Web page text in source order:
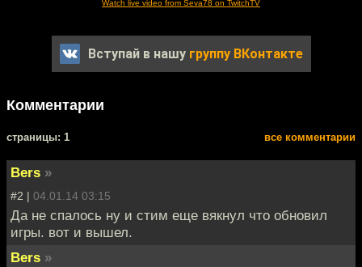
Watch live video from Seva78 on TwitchTV
Вступай в нашу группу ВКонтакте
Комментарии
cтраницы: 1 все комментарии
Bers »
#2 | 04.01.14 03:15
Да не спалось ну и стим еще вякнул что обновил
игры. вот и вышел.
Bers »